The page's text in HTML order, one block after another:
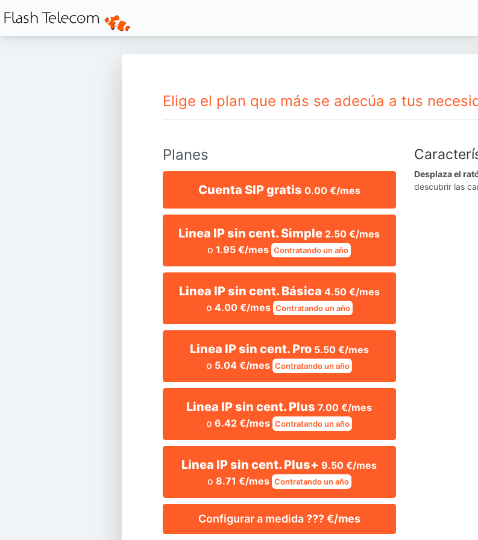
Elige el plan que más se adecúa a tus
Planes
Cuenta SIP gratis 0.00 €/mes
Linea IP sin cent. Simple 2.50 €/mes
o1.95 €/mes Contratando un año
Linea IP sin cent. Básica 4.50 €/mes
o 4.00 €/mes Contratando un año
Linea IP sin cent. Pro 5.50 €/mes
o 5.04 €/mes Contratando un año
Linea IP sin cent. Plus 7.00 €/mes
o6.42 €/mes Contratando un año
Linea IP sin cent. Plus+ 9.50 €/mes
o 8.71 €/mes Contratando un año
Configurar a medida??? €/mes
Desplaza el
descubrir las